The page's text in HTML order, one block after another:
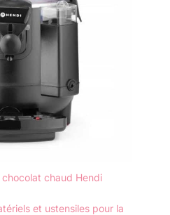
chaud Hendi
et ustensiles pour la